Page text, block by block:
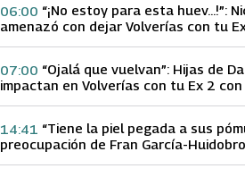
“¡No estoy para esta huev…!”:
amenazó con dejar Volverías con tu
06:00
“Ojalá que vuelvan”: Hijas de
impactan en Volverías con tu Ex 2
07:00
“Tiene la piel pegada a sus
preocupación de Fran García-
14:41